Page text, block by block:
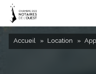
Accueil Location